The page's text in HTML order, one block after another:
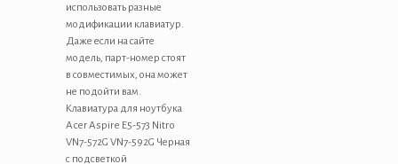
использовать разные
модификации клавиатур.
Даже если на сайте
модель, парт-номер стоят
в совместимых, она может
не подойти вам.
Клавиатура для ноутбука
Acer Aspire E5-573 Nitro
VN7-572G VN7-592G Черная
с подсветкой